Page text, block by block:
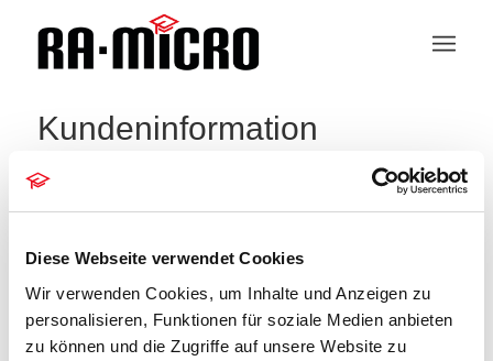
Diese Webseite verwendet Cookies
Wir verwenden Cookies, um Inhalte und Anzeigen zu
personalisieren, Funktionen für soziale Medien anbieten
zu können und die Zugriffe auf unsere Website zu
Kundeninformation
leider nicht verfügbar. Wollen Sie eine neue Suche
starten?